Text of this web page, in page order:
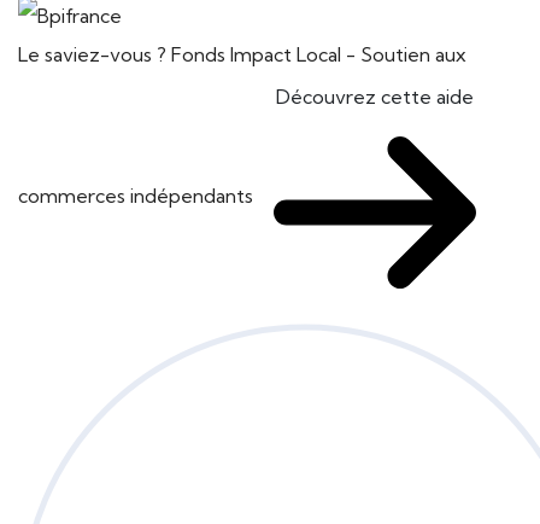
Le saviez-vous ? Fonds Impact Local - Soutien aux
commerces indépendants
Découvrez cette aide